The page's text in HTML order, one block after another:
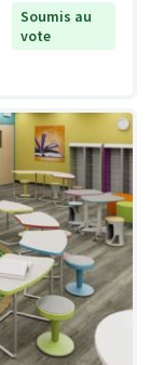
Soumis au
vote